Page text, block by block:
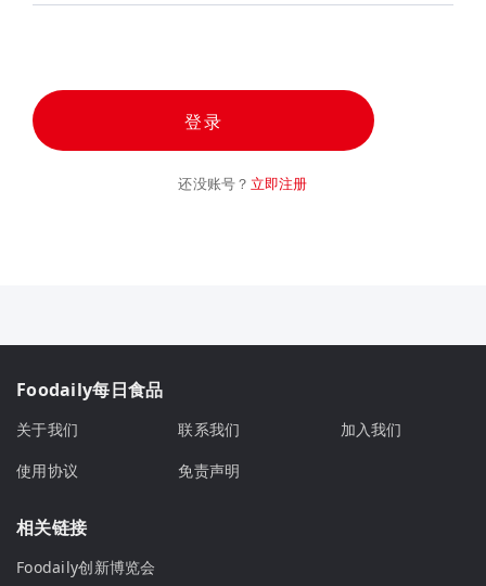
登录
还没账号？ 立即注册
Foodaily每日食品
关于我们 联系我们
加入我们
使用协议
免责声明
相关链接
Foodaily创新博览会